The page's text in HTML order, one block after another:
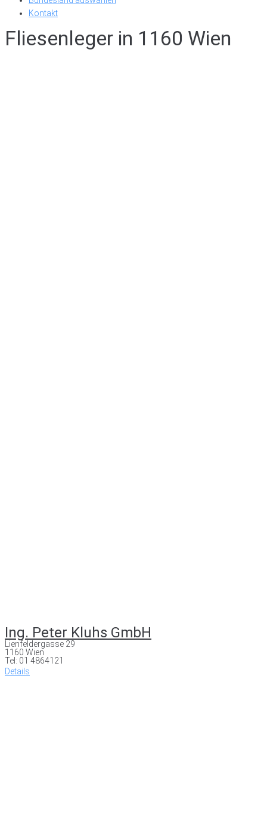
Kontakt
Fliesenleger in 1160 Wien
Ing. Peter Kluhs GmbH
Lienfeldergasse 29
1160 Wien
Tel: 01 4864121
Details